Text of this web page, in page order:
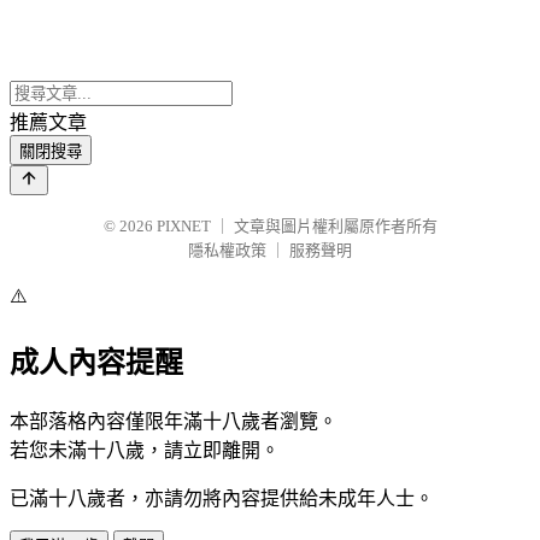
推薦文章
關閉搜尋
© 2026 PIXNET
文章與圖片權利屬原作者所有
隱私權政策
服務聲明
⚠️
成人內容提醒
本部落格內容僅限年滿十八歲者瀏覽。
若您未滿十八歲，請立即離開。
已滿十八歲者，亦請勿將內容提供給未成年人士。